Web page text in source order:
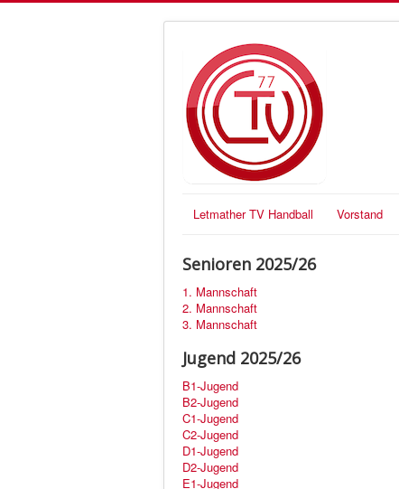
Letmather TV Handball Vorstand
Senioren 2025/26
1. Mannschaft
2. Mannschaft
3. Mannschaft
Jugend 2025/26
B1-Jugend
B2-Jugend
C1-Jugend
C2-Jugend
D1-Jugend
D2-Jugend
E1-Jugend